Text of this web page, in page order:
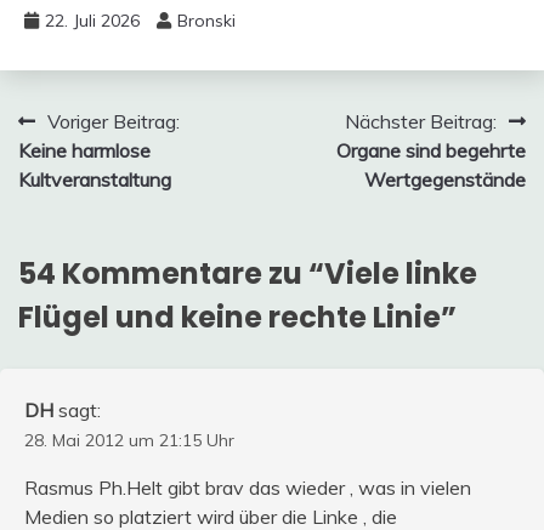
22. Juli 2026 Bronski
Beitragsnavigation
Voriger Beitrag:
Keine harmlose
Kultveranstaltung
Nächster Beitrag:
Organe sind begehrte
Wertgegenstände
54 Kommentare zu “Viele linke
Flügel und keine rechte Linie”
DH sagt:
28. Mai 2012 um 21:15 Uhr
Rasmus Ph.Helt gibt brav das wieder , was in vielen
Medien so platziert wird über die Linke , die